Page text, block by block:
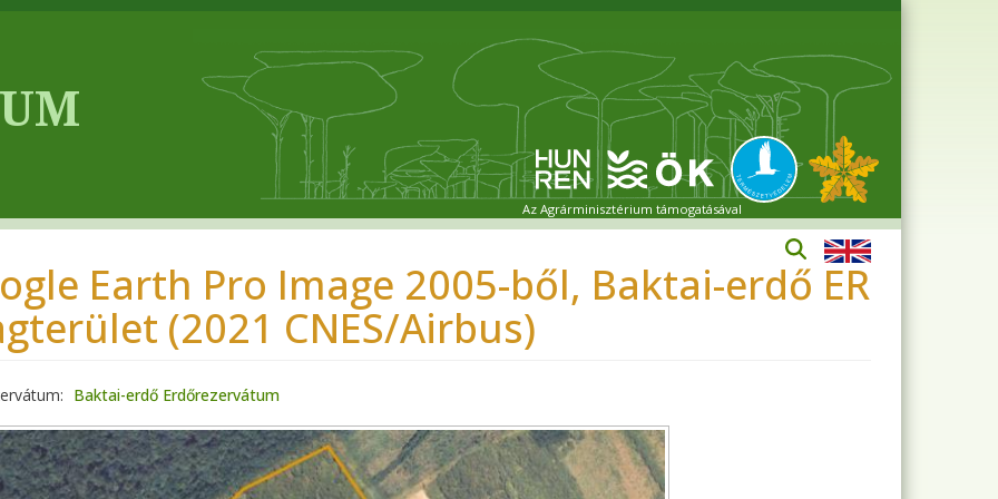
Az Agrárminisztérium támogatásával
Earth Pro Image 2005-ből, Baktai-erdő ER
(2021 CNES/Airbus)
Baktai-erdő Erdőrezervátum